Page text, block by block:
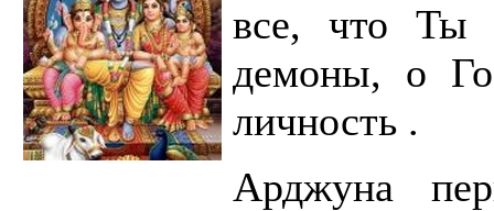
все, что Ты
демоны, о
личность .
Арджуна